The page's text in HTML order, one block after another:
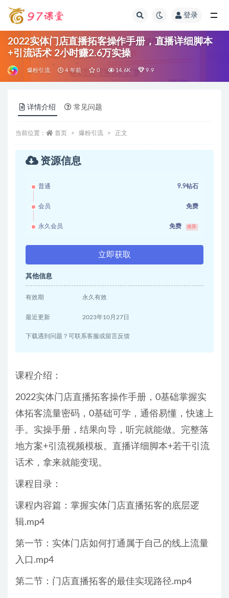
登录
2022实体门店直播拓客操作手册，直播详细脚本
+引流话术 2小时赚2.6万实操
爆粉引流 4 年前 0 14.6K 9.9
详情介绍 常见问题
当前位置： 首页 爆粉引流 正文
资源信息
普通 9.9钻石
会员 免费
永久会员 免费 推荐
立即获取
其他信息
有效期 永久有效
最近更新 2023年10月27日
下载遇到问题？可联系客服或留言反馈
课程介绍：
2022实体门店直播拓客操作手册，0基础掌握实
体拓客流量密码，0基础可学，通俗易懂，快速上
手。实操手册，结果向导，听完就能做。完整落
地方案+引流视频模板。直播详细脚本+若干引流
话术，拿来就能变现。
课程目录：
课程内容篇：掌握实体门店直播拓客的底层逻
辑.mp4
第一节：实体门店如何打通属于自己的线上流量
入口.mp4
第二节：门店直播拓客的最佳实现路径.mp4